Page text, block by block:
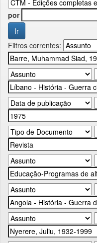
por
Filtros correntes: